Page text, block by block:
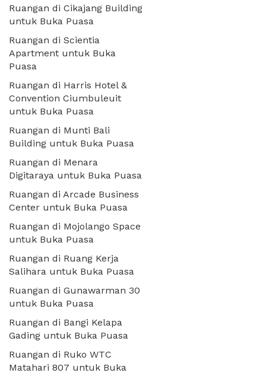
Ruangan di Cikajang Building
untuk Buka Puasa
Ruangan di Scientia
Apartment untuk Buka
Puasa
Ruangan di Harris Hotel &
Convention Ciumbuleuit
untuk Buka Puasa
Ruangan di Munti Bali
Building untuk Buka Puasa
Ruangan di Menara
Digitaraya untuk Buka Puasa
Ruangan di Arcade Business
Center untuk Buka Puasa
Ruangan di Mojolango Space
untuk Buka Puasa
Ruangan di Ruang Kerja
Salihara untuk Buka Puasa
Ruangan di Gunawarman 30
untuk Buka Puasa
Ruangan di Bangi Kelapa
Gading untuk Buka Puasa
Ruangan di Ruko WTC
Matahari 807 untuk Buka